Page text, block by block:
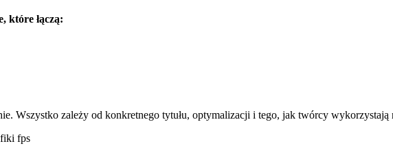
które łączą:
Wszystko zależy od konkretnego tytułu, optymalizacji i tego, jak twórcy